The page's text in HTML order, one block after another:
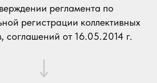
регламента по
регистрации коллективных
соглашений от 16.05.2014 г.